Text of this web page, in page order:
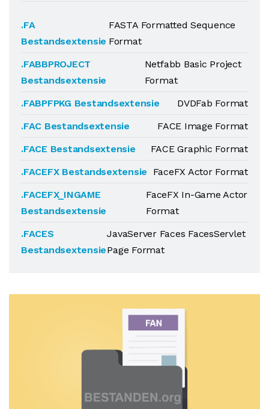
.FA
Bestandsextensie
FASTA Formatted Sequence
Format
.FABBPROJECT
Bestandsextensie
Netfabb Basic Project
Format
.FABPFPKG Bestandsextensie
DVDFab Format
.FAC Bestandsextensie
FACE Image Format
.FACE Bestandsextensie
FACE Graphic Format
.FACEFX Bestandsextensie
FaceFX Actor Format
.FACEFX_INGAME
Bestandsextensie
FaceFX In-Game Actor
Format
.FACES
Bestandsextensie
JavaServer Faces FacesServlet
Page Format